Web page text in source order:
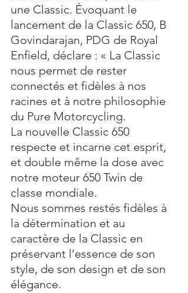
une Classic. Évoquant le
lancement de la Classic 650, B
Govindarajan, PDG de Royal
Enfield, déclare : « La Classic
nous permet de rester
connectés et fidèles à nos
racines et à notre philosophie
du Pure Motorcycling.
La nouvelle Classic 650
respecte et incarne cet esprit,
et double même la dose avec
notre moteur 650 Twin de
classe mondiale.
Nous sommes restés fidèles à
la détermination et au
caractère de la Classic en
préservant l’essence de son
style, de son design et de son
élégance.